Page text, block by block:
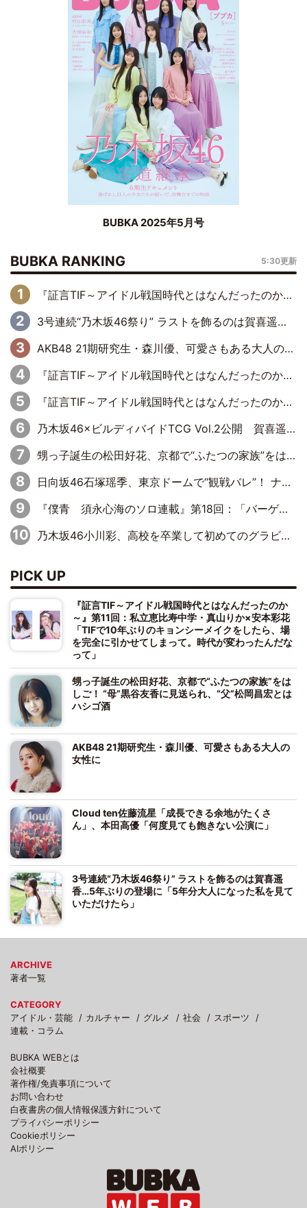
BUBKA 2025年5月号
BUBKA RANKING 5:30更新
『証言TIF～アイドル戦国時代とはなんだったのか～』第6回：でんぱ組.inc・古川未鈴×相沢梨紗「『ハロプロやりたかったな』って言ったら、夢眠ねむさんに『てめえはでんぱ組．incなんだよ！』って肩パンされて(笑)」
3号連続“乃木坂46祭り” ラストを飾るのは賀喜遥香…5年ぶりの登場に「5年分大人になった私を見ていただけたら」
AKB48 21期研究生・森川優、可愛さもある大人の女性に
『証言TIF～アイドル戦国時代とはなんだったのか～』第11回：私立恵比寿中学・真山りか×安本彩花「TIFで10年ぶりのキョンシーメイクをしたら、場を完全に引かせてしまって。時代が変わったんだなって」
『証言TIF～アイドル戦国時代とはなんだったのか～』第10回：さくら学院・武藤彩未×飯田らうら「正直、中3で辞めるというのを信じてなくて。そう言われてはいたけど、嘘でしょって」
乃木坂46×ビルディバイドTCG Vol.2公開 賀喜遥香＆田村真佑が『京まふ』ステージに登壇
甥っ子誕生の松田好花、京都で“ふたつの家族”をはしご！ “母”黒谷友香に見送られ、“父”松岡昌宏とはハシゴ酒
日向坂46石塚瑶季、東京ドームで“観戦バレ”！ ナイツ・塙も認めた「巨人に詳しすぎるアイドル」は元VENUSスクール生で杉内コーチ推し⁉
『僕青 須永心海のソロ連載』第18回：「バーゲンセールハンターみうな inしまむら」編
乃木坂46小川彩、高校を卒業して初めてのグラビア「大人になった感じがしました(笑)」
PICK UP
『証言TIF～アイドル戦国時代とはなんだったのか
～』第11回：私立恵比寿中学・真山りか×安本彩花
「TIFで10年ぶりのキョンシーメイクをしたら、場
を完全に引かせてしまって。時代が変わったんだな
って」
甥っ子誕生の松田好花、京都で“ふたつの家族”をは
しご！ “母”黒谷友香に見送られ、“父”松岡昌宏とは
ハシゴ酒
AKB48 21期研究生・森川優、可愛さもある大人の
女性に
Cloud ten佐藤流星「成長できる余地がたくさ
ん」、本田高優「何度見ても飽きない公演に」
3号連続“乃木坂46祭り” ラストを飾るのは賀喜遥
香…5年ぶりの登場に「5年分大人になった私を見て
いただけたら」
ARCHIVE
著者一覧
CATEGORY
アイドル・芸能
カルチャー グルメ 社会
スポーツ
連載・コラム
BUBKA WEBとは
会社概要
著作権/免責事項について
お問い合わせ
白夜書房の個人情報保護方針について
プライバシーポリシー
Cookieポリシー
AIポリシー